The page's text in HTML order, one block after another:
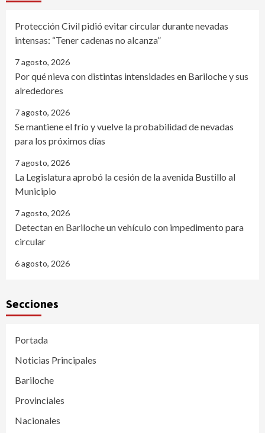
Protección Civil pidió evitar circular durante nevadas
intensas: “Tener cadenas no alcanza”
7 agosto, 2026
Por qué nieva con distintas intensidades en Bariloche y sus
alrededores
7 agosto, 2026
Se mantiene el frío y vuelve la probabilidad de nevadas
para los próximos días
7 agosto, 2026
La Legislatura aprobó la cesión de la avenida Bustillo al
Municipio
7 agosto, 2026
Detectan en Bariloche un vehículo con impedimento para
circular
6 agosto, 2026
Secciones
Portada
Noticias Principales
Bariloche
Provinciales
Nacionales